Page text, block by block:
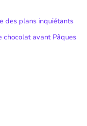
des plans inquiétants
chocolat avant Pâques